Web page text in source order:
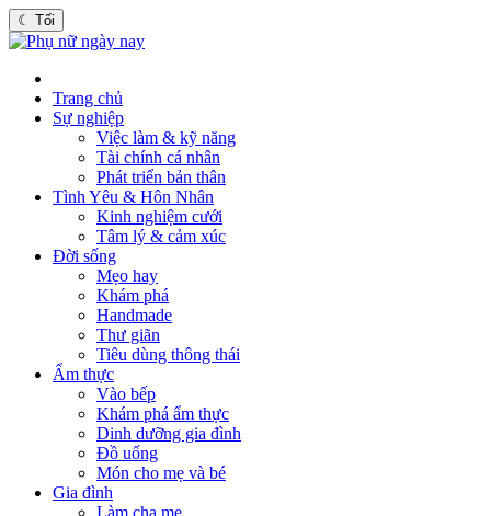
☾ Tối
Trang chủ
Sự nghiệp
Việc làm & kỹ năng
Tài chính cá nhân
Phát triển bản thân
Tình Yêu & Hôn Nhân
Kinh nghiệm cưới
Tâm lý & cảm xúc
Đời sống
Mẹo hay
Khám phá
Handmade
Thư giãn
Tiêu dùng thông thái
Ẩm thực
Vào bếp
Khám phá ẩm thực
Dinh dưỡng gia đình
Đồ uống
Món cho mẹ và bé
Gia đình
Làm cha mẹ